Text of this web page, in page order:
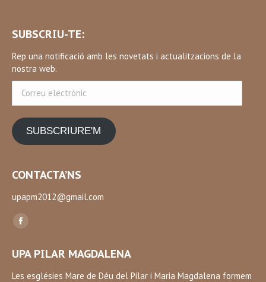
SUBSCRIU-TE:
Rep una notificació amb les novetats i actualitzacions de la
nostra web.
electrònic
SUBSCRIURE'M
CONTACTA’NS
upapm2012@gmail.com
Find us on:
Facebook
opens
in
UPA PILAR MAGDALENA
Les esglésies Mare de Déu del Pilar i Maria Magdalena formem